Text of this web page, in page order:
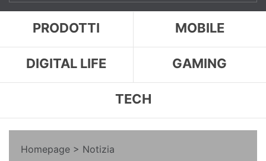
PRODOTTI MOBILE
DIGITAL LIFE GAMING
TECH
Homepage > Notizia